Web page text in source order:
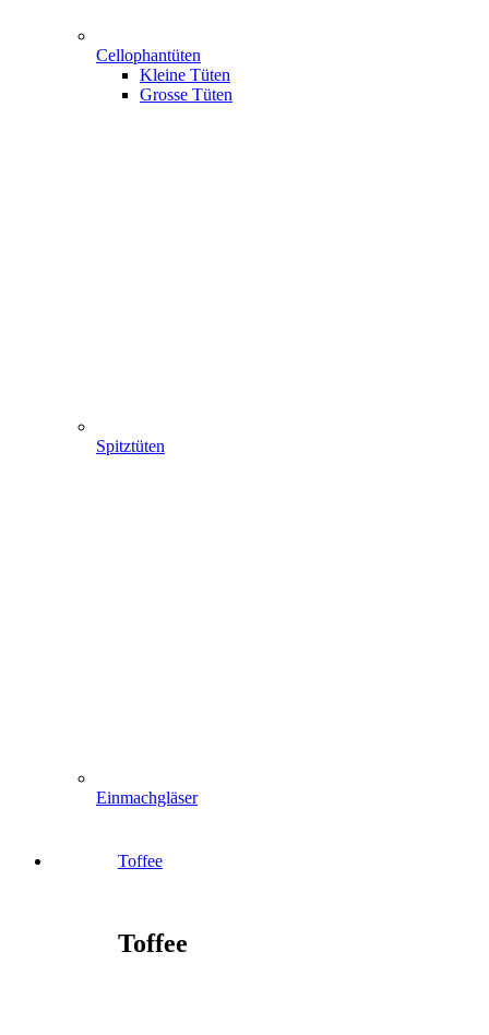
Cellophantüten
Kleine Tüten
Grosse Tüten
Spitztüten
Einmachgläser
Toffee
Toffee